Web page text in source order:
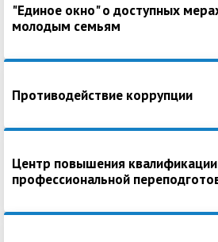
"Единое окно" о доступных
молодым семьям
Противодействие коррупции
Центр повышения
профессиональной